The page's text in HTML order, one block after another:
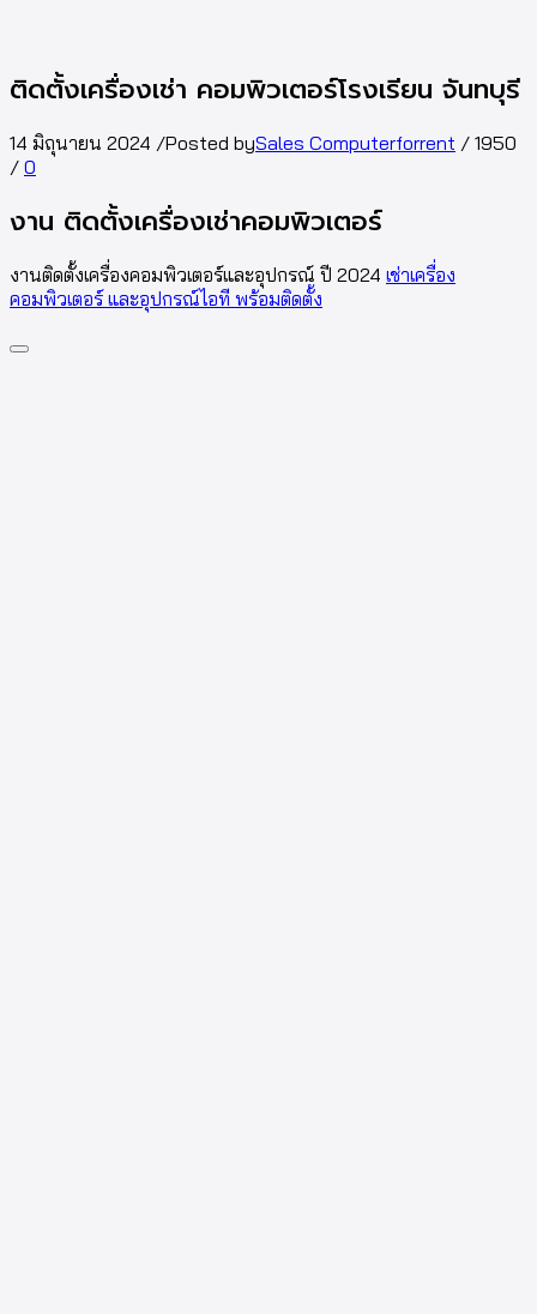
ติดตั้งเครื่องเช่า คอมพิวเตอร์โรงเรียน จันทบุรี
14 มิถุนายน 2024 /Posted bySales Computerforrent / 1950
/ 0
งาน ติดตั้งเครื่องเช่าคอมพิวเตอร์
งานติดตั้งเครื่องคอมพิวเตอร์และอุปกรณ์ ปี 2024 เช่าเครื่อง
คอมพิวเตอร์ และอุปกรณ์ไอที พร้อมติดตั้ง